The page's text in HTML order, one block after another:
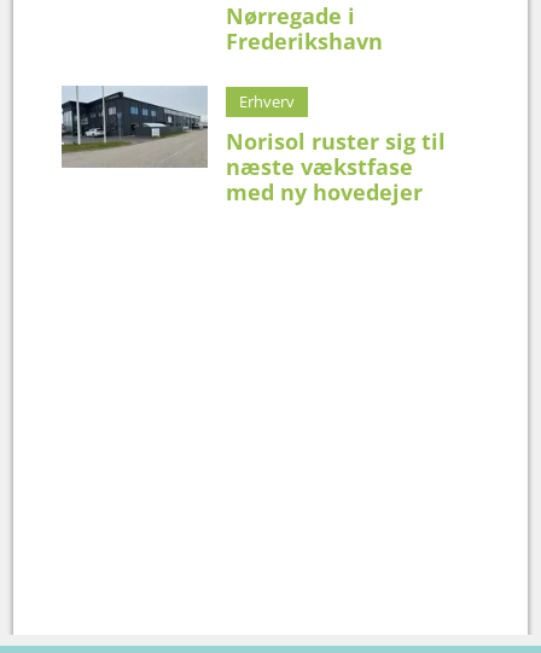
Nørregade i
Frederikshavn
Erhverv
Norisol ruster sig til
næste vækstfase
med ny hovedejer